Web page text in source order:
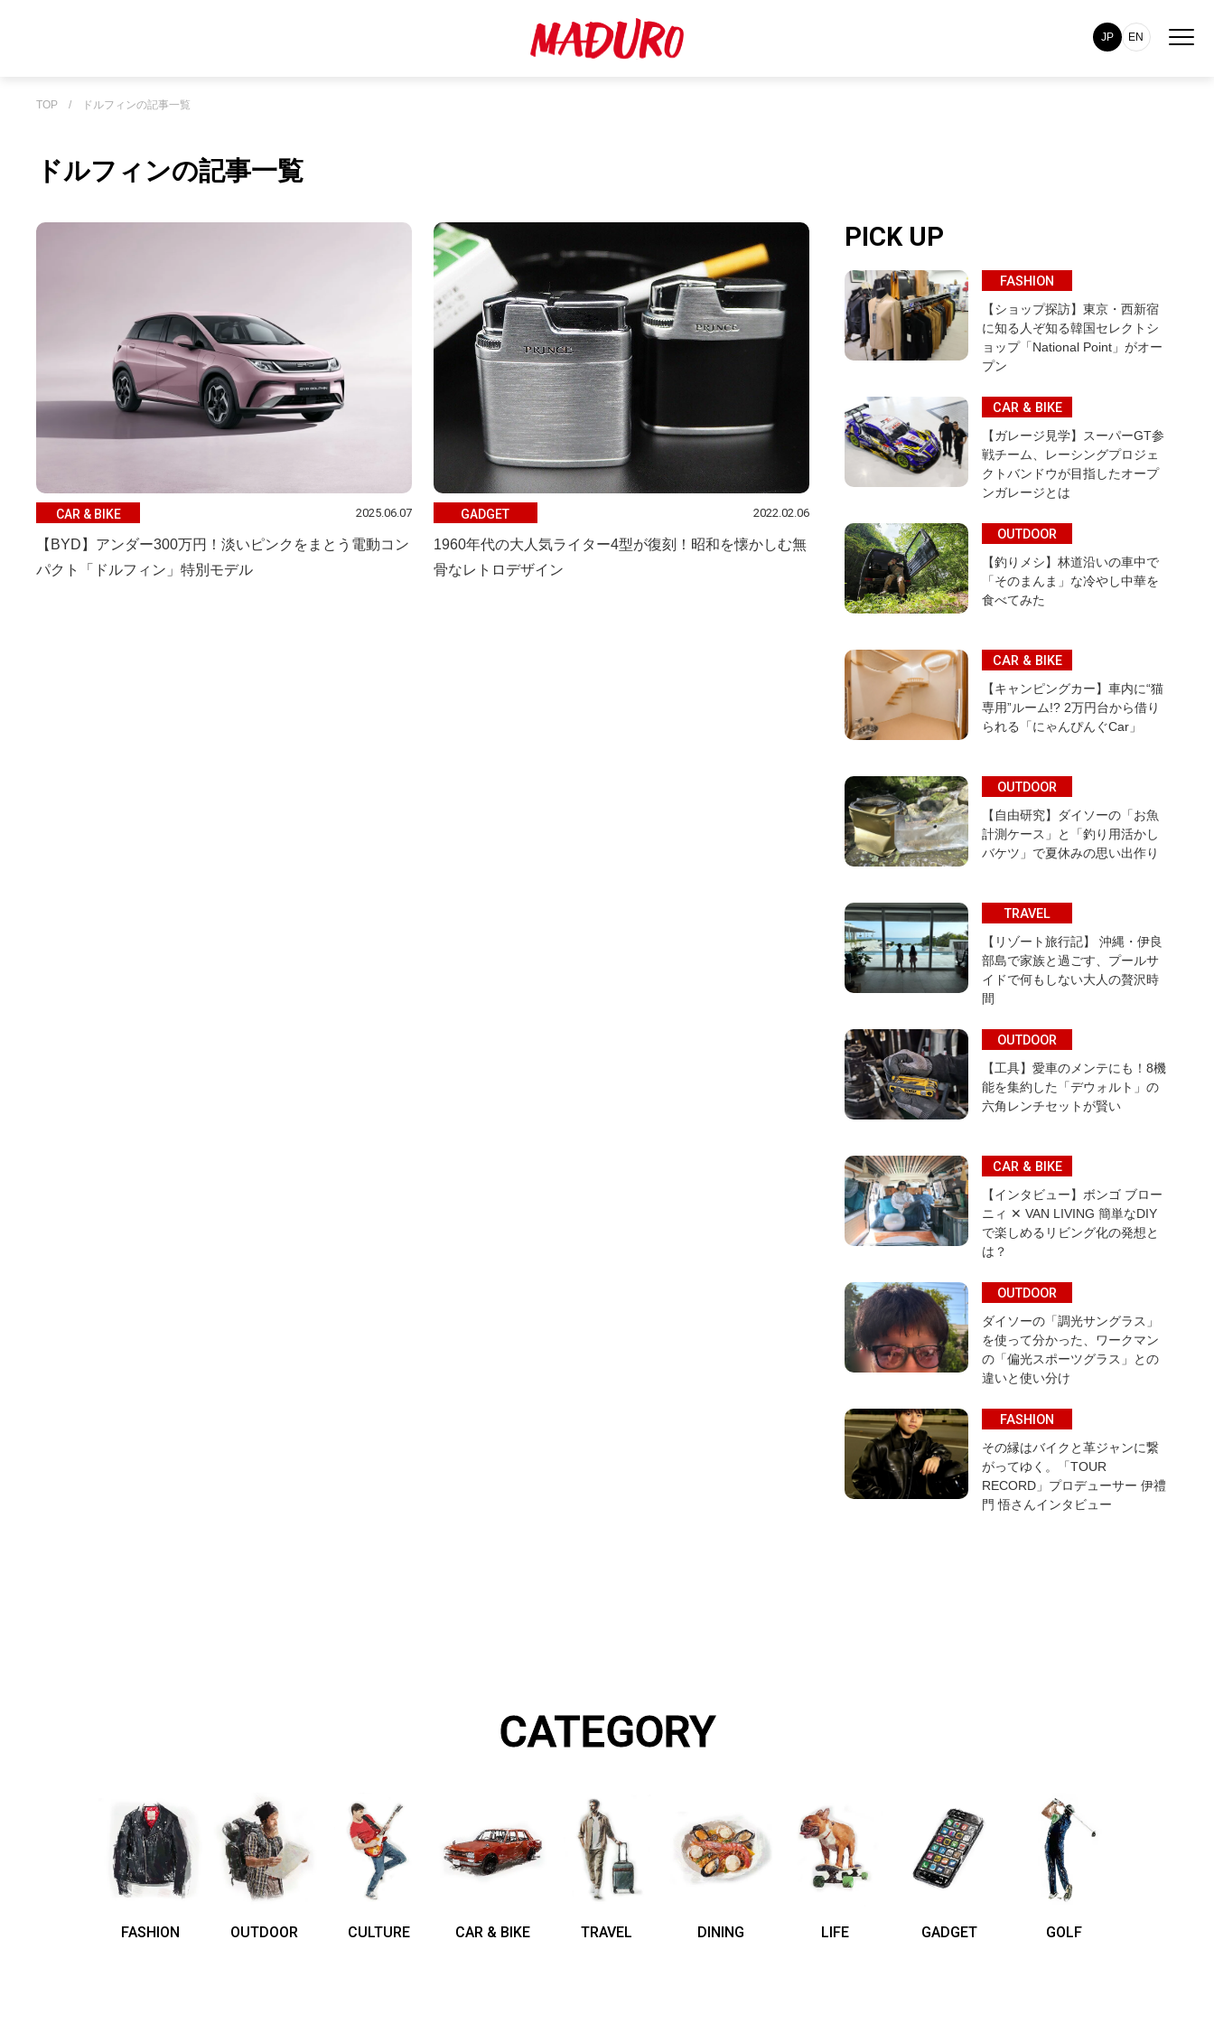
JP EN
TOP / ドルフィンの記事一覧
ドルフィンの記事一覧
CAR & BIKE 2025.06.07
【BYD】アンダー300万円！淡いピンクをまとう電動コン
パクト「ドルフィン」特別モデル
GADGET 2022.02.06
1960年代の大人気ライター4型が復刻！昭和を懐かしむ無
骨なレトロデザイン
PICK UP
FASHION
【ショップ探訪】東京・西新宿
に知る人ぞ知る韓国セレクトシ
ョップ「National Point」がオー
プン
CAR & BIKE
【ガレージ見学】スーパーGT参
戦チーム、レーシングプロジェ
クトバンドウが目指したオープ
ンガレージとは
OUTDOOR
【釣りメシ】林道沿いの車中で
「そのまんま」な冷やし中華を
食べてみた
CAR & BIKE
【キャンピングカー】車内に“猫
専用”ルーム!? 2万円台から借り
られる「にゃんぴんぐCar」
OUTDOOR
【自由研究】ダイソーの「お魚
計測ケース」と「釣り用活かし
バケツ」で夏休みの思い出作り
TRAVEL
【リゾート旅行記】 沖縄・伊良
部島で家族と過ごす、プールサ
イドで何もしない大人の贅沢時
間
OUTDOOR
【工具】愛車のメンテにも！8機
能を集約した「デウォルト」の
六角レンチセットが賢い
CAR & BIKE
【インタビュー】ボンゴ ブロー
ニィ ✕ VAN LIVING 簡単なDIY
で楽しめるリビング化の発想と
は？
OUTDOOR
ダイソーの「調光サングラス」
を使って分かった、ワークマン
の「偏光スポーツグラス」との
違いと使い分け
FASHION
その縁はバイクと革ジャンに繋
がってゆく。「TOUR
RECORD」プロデューサー 伊禮
門 悟さんインタビュー
CATEGORY
FASHION OUTDOOR CULTURE CAR & BIKE TRAVEL DINING LIFE GADGET GOLF